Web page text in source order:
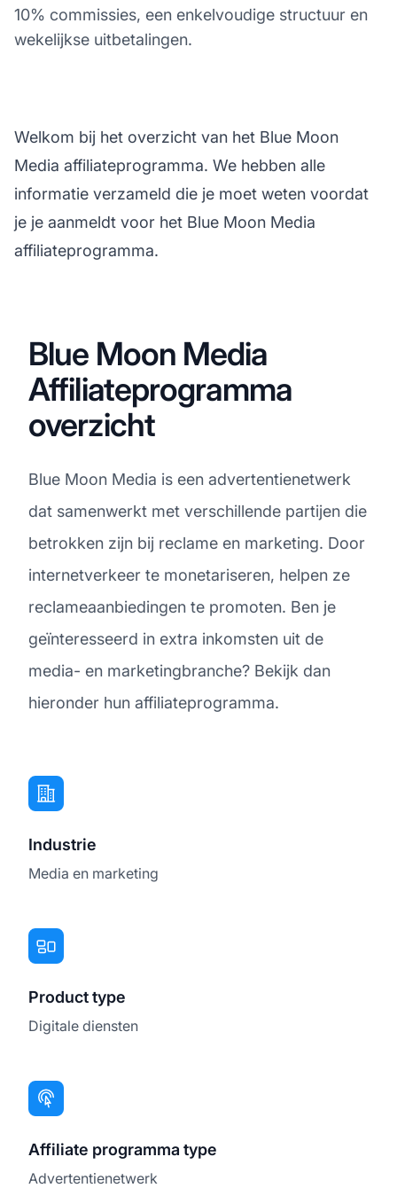
10% commissies, een enkelvoudige structuur en
wekelijkse uitbetalingen.
Welkom bij het overzicht van het Blue Moon
Media affiliateprogramma. We hebben alle
informatie verzameld die je moet weten voordat
je je aanmeldt voor het Blue Moon Media
affiliateprogramma.
Blue Moon Media
Affiliateprogramma
overzicht
Blue Moon Media is een advertentienetwerk
dat samenwerkt met verschillende partijen die
betrokken zijn bij reclame en marketing. Door
internetverkeer te monetariseren, helpen ze
reclameaanbiedingen te promoten. Ben je
geïnteresseerd in extra inkomsten uit de
media- en marketingbranche? Bekijk dan
hieronder hun affiliateprogramma.
Industrie
Media en marketing
Product type
Digitale diensten
Affiliate programma type
Advertentienetwerk